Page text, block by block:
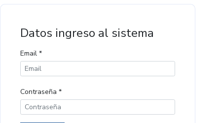
Ingreso
sistema
Datos ingreso al sistema
Email *
Contraseña *